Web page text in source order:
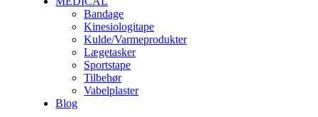
Bandage
Kinesiologitape
Kulde/Varmeprodukter
Lægetasker
Sportstape
Tilbehør
Vabelplaster
Blog